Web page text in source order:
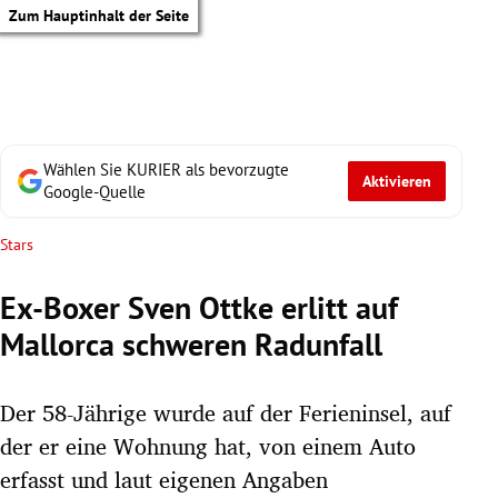
Zum Hauptinhalt der Seite
Untermenü
Wählen Sie KURIER als bevorzugte
Google-Quelle
Aktivieren
Stars
Ex-Boxer Sven Ottke erlitt auf
Mallorca schweren Radunfall
Der 58-Jährige wurde auf der Ferieninsel, auf
der er eine Wohnung hat, von einem Auto
erfasst und laut eigenen Angaben